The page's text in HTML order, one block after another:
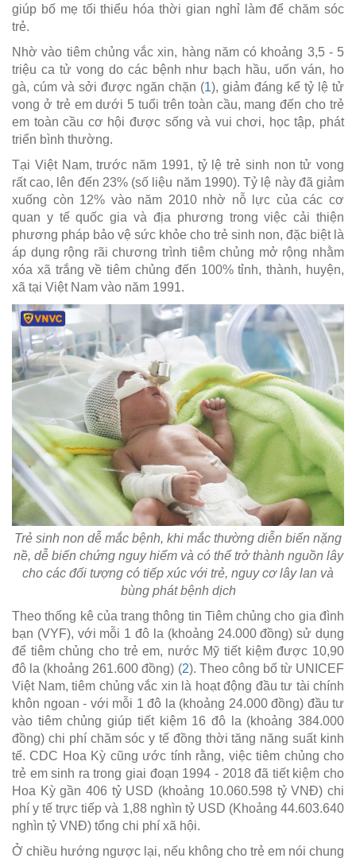
giúp bố mẹ tối thiểu hóa thời gian nghỉ làm để chăm sóc
trẻ.
Nhờ vào tiêm chủng vắc xin, hàng năm có khoảng 3,5 - 5
triệu ca tử vong do các bệnh như bạch hầu, uốn ván, ho
gà, cúm và sởi được ngăn chặn (1), giảm đáng kể tỷ lệ tử
vong ở trẻ em dưới 5 tuổi trên toàn cầu, mang đến cho trẻ
em toàn cầu cơ hội được sống và vui chơi, học tập, phát
triển bình thường.
Tại Việt Nam, trước năm 1991, tỷ lệ trẻ sinh non tử vong
rất cao, lên đến 23% (số liệu năm 1990). Tỷ lệ này đã giảm
xuống còn 12% vào năm 2010 nhờ nỗ lực của các cơ
quan y tế quốc gia và địa phương trong việc cải thiện
phương pháp bảo vệ sức khỏe cho trẻ sinh non, đặc biệt là
áp dụng rộng rãi chương trình tiêm chủng mở rộng nhằm
xóa xã trắng về tiêm chủng đến 100% tỉnh, thành, huyện,
xã tại Việt Nam vào năm 1991.
Trẻ sinh non dễ mắc bệnh, khi mắc thường diễn biến nặng
nề, dễ biến chứng nguy hiểm và có thể trở thành nguồn lây
cho các đối tượng có tiếp xúc với trẻ, nguy cơ lây lan và
bùng phát bệnh dịch
Theo thống kê của trang thông tin Tiêm chủng cho gia đình
bạn (VYF), với mỗi 1 đô la (khoảng 24.000 đồng) sử dụng
để tiêm chủng cho trẻ em, nước Mỹ tiết kiệm được 10,90
đô la (khoảng 261.600 đồng) (2). Theo công bố từ UNICEF
Việt Nam, tiêm chủng vắc xin là hoạt động đầu tư tài chính
khôn ngoan - với mỗi 1 đô la (khoảng 24.000 đồng) đầu tư
vào tiêm chủng giúp tiết kiệm 16 đô la (khoảng 384.000
đồng) chi phí chăm sóc y tế đồng thời tăng năng suất kinh
tế. CDC Hoa Kỳ cũng ước tính rằng, việc tiêm chủng cho
trẻ em sinh ra trong giai đoạn 1994 - 2018 đã tiết kiệm cho
Hoa Kỳ gần 406 tỷ USD (khoảng 10.060.598 tỷ VNĐ) chi
phí y tế trực tiếp và 1,88 nghìn tỷ USD (Khoảng 44.603.640
nghìn tỷ VNĐ) tổng chi phí xã hội.
Ở chiều hướng ngược lại, nếu không cho trẻ em nói chung